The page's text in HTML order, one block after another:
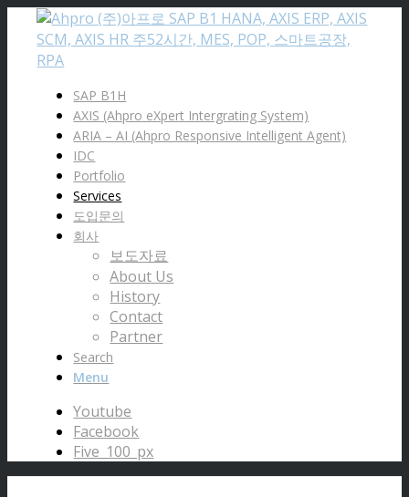
SAP B1H
AXIS (Ahpro eXpert Intergrating System)
ARIA – AI (Ahpro Responsive Intelligent Agent)
IDC
Portfolio
Services
도입문의
회사
보도자료
About Us
History
Contact
Partner
Search
Menu
Youtube
Facebook
Five_100_px